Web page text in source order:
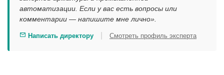
автоматизации. Если у вас есть вопросы или
комментарии — напишите мне лично».
Написать директору Смотреть профиль эксперта